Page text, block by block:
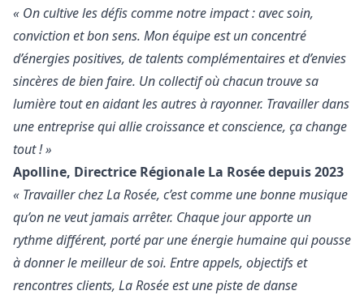
« On cultive les défis comme notre impact : avec soin,
conviction et bon sens. Mon équipe est un concentré
d’énergies positives, de talents complémentaires et d’envies
sincères de bien faire. Un collectif où chacun trouve sa
lumière tout en aidant les autres à rayonner. Travailler dans
une entreprise qui allie croissance et conscience, ça change
tout ! »
Apolline, Directrice Régionale La Rosée depuis 2023
« Travailler chez La Rosée, c’est comme une bonne musique
qu’on ne veut jamais arrêter. Chaque jour apporte un
rythme différent, porté par une énergie humaine qui pousse
à donner le meilleur de soi. Entre appels, objectifs et
rencontres clients, La Rosée est une piste de danse